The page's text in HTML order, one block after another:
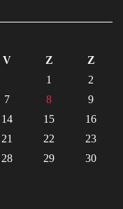
V Z
Z
1
2
7 8
9
14 15
16
21 22
23
28 29
30